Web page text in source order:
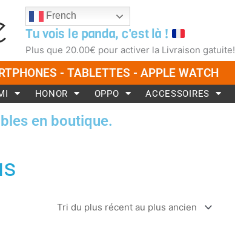
French
Tu vois le panda, c'est là !
Plus que 20.00€ pour activer la Livraison gatuite!
- TABLETTES - APPLE WATCH
HONOR OPPO ACCESSOIRES
en boutique.